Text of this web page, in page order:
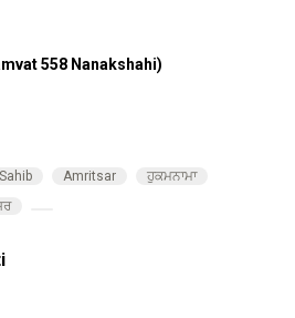
558 Nanakshahi)
Amritsar
ਹੁਕਮਨਾਮਾ